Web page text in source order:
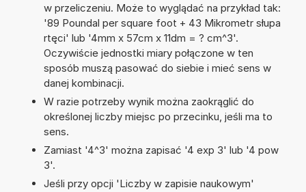
w przeliczeniu. Może to wyglądać na przykład tak:
'89 Poundal per square foot + 43 Mikrometr słupa
rtęci' lub '4mm x 57cm x 11dm = ? cm^3'.
Oczywiście jednostki miary połączone w ten
sposób muszą pasować do siebie i mieć sens w
danej kombinacji.
W razie potrzeby wynik można zaokrąglić do
określonej liczby miejsc po przecinku, jeśli ma to
sens.
Zamiast '4^3' można zapisać '4 exp 3' lub '4 pow
3'.
Jeśli przy opcji 'Liczby w zapisie naukowym'